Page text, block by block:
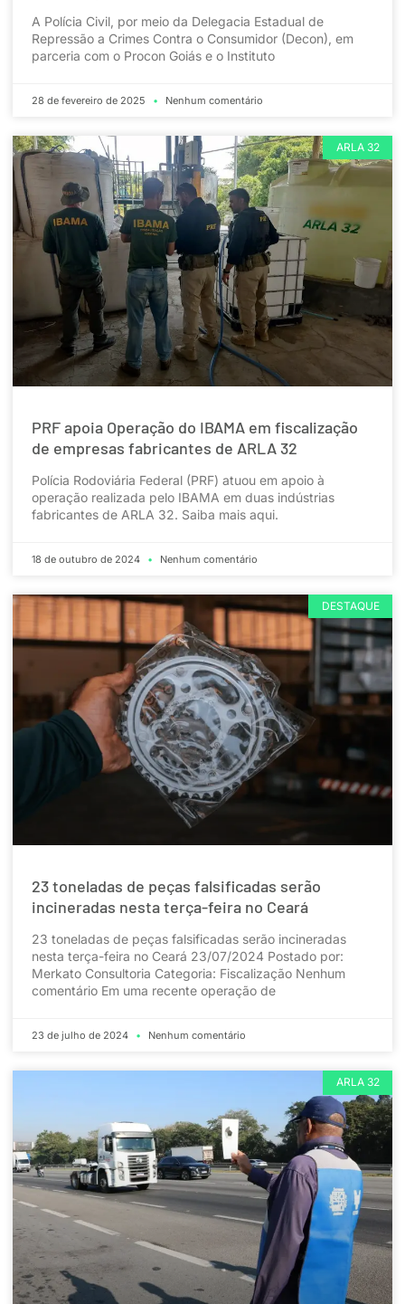
A Polícia Civil, por meio da Delegacia Estadual de
Repressão a Crimes Contra o Consumidor (Decon), em
parceria com o Procon Goiás e o Instituto
28 de fevereiro de 2025 Nenhum comentário
ARLA 32
PRF apoia Operação do IBAMA em fiscalização
de empresas fabricantes de ARLA 32
Polícia Rodoviária Federal (PRF) atuou em apoio à
operação realizada pelo IBAMA em duas indústrias
fabricantes de ARLA 32. Saiba mais aqui.
18 de outubro de 2024 Nenhum comentário
DESTAQUE
23 toneladas de peças falsificadas serão
incineradas nesta terça-feira no Ceará
23 toneladas de peças falsificadas serão incineradas
nesta terça-feira no Ceará 23/07/2024 Postado por:
Merkato Consultoria Categoria: Fiscalização Nenhum
comentário Em uma recente operação de
23 de julho de 2024 Nenhum comentário
ARLA 32